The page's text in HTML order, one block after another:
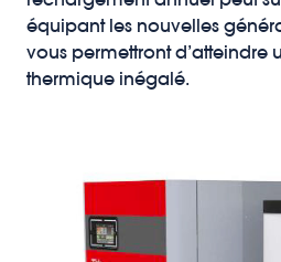
équipant les nouvelles
vous permettront d’atteindre
thermique inégalé.